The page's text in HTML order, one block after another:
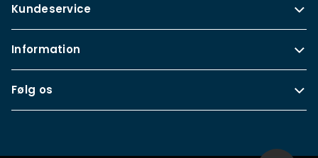
Kundeservice
Information
Følg os